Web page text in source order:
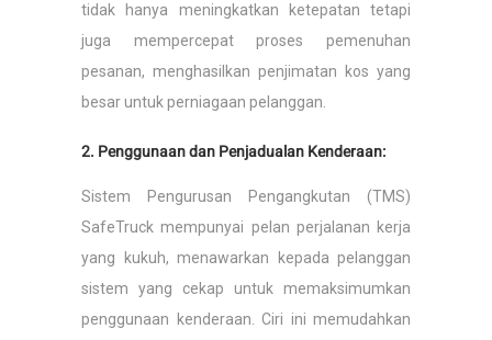
tidak hanya meningkatkan ketepatan tetapi
juga mempercepat proses pemenuhan
pesanan, menghasilkan penjimatan kos yang
besar untuk perniagaan pelanggan.
2. Penggunaan dan Penjadualan Kenderaan:
Sistem Pengurusan Pengangkutan (TMS)
SafeTruck mempunyai pelan perjalanan kerja
yang kukuh, menawarkan kepada pelanggan
sistem yang cekap untuk memaksimumkan
penggunaan kenderaan. Ciri ini memudahkan